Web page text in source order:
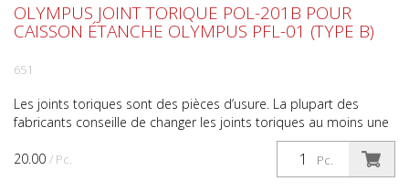
20.00 / Pc. Pc.
OLYMPUS JOINT TORIQUE POL-201B POUR
CAISSON ÉTANCHE OLYMPUS PFL-01 (TYPE B)
651
Les joints toriques sont des pièces d’usure. La plupart des
fabricants conseille de changer les joints toriques au moins une